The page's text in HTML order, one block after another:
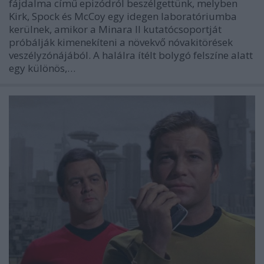
fájdalma című epizódról beszélgettünk, melyben
Kirk, Spock és McCoy egy idegen laboratóriumba
kerülnek, amikor a Minara II kutatócsoportját
próbálják kimenekíteni a növekvő nóvakitörések
veszélyzónájából. A halálra ítélt bolygó felszíne alatt
egy különös,…